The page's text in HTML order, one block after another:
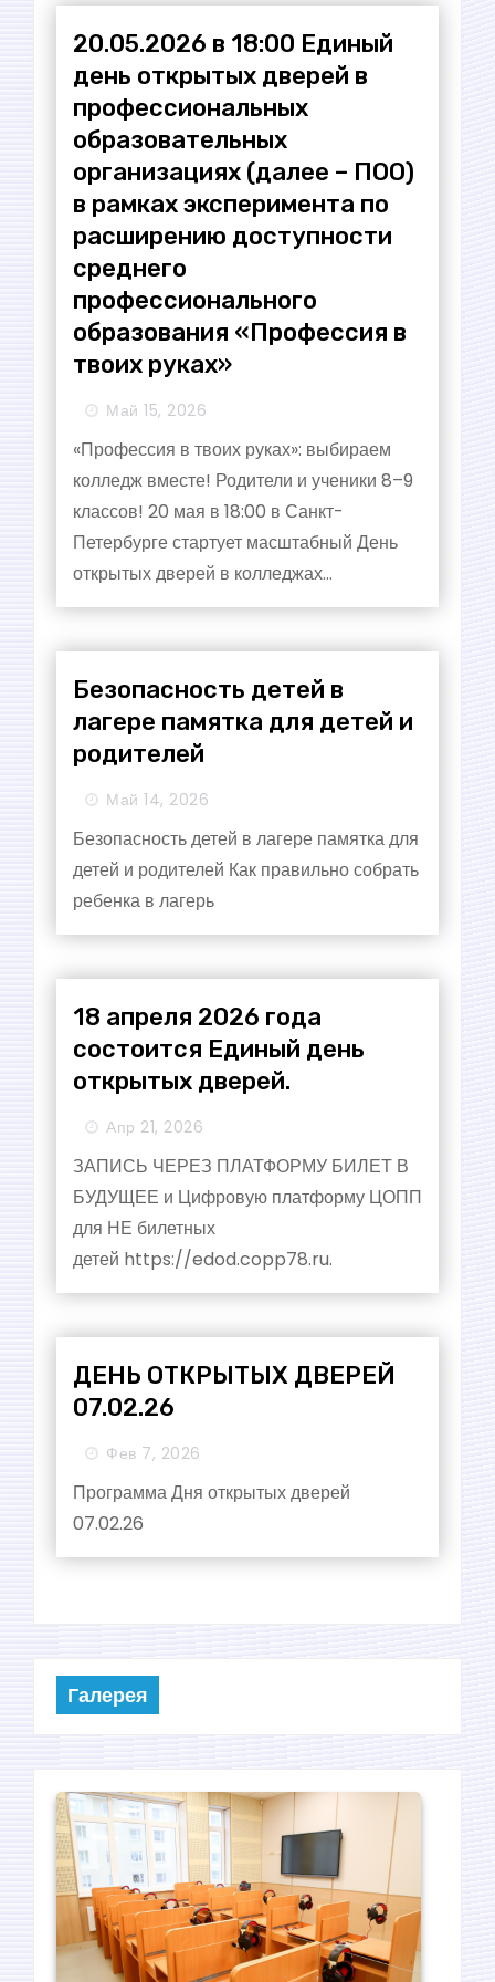
и
м
20.05.2026 в 18:00 Единый
день открытых дверей в
профессиональных
образовательных
организациях (далее – ПОО)
в рамках эксперимента по
расширению доступности
среднего
профессионального
образования «Профессия в
твоих руках»
Май 15, 2026
«Профессия в твоих руках»: выбираем
колледж вместе! Родители и ученики 8–9
классов! 20 мая в 18:00 в Санкт-
Петербурге стартует масштабный День
открытых дверей в колледжах...
Безопасность детей в
лагере памятка для детей и
родителей
Май 14, 2026
Безопасность детей в лагере памятка для
детей и родителей Как правильно собрать
ребенка в лагерь
18 апреля 2026 года
состоится Единый день
открытых дверей.
Апр 21, 2026
ЗАПИСЬ ЧЕРЕЗ ПЛАТФОРМУ БИЛЕТ В
БУДУЩЕЕ и Цифровую платформу ЦОПП
для НЕ билетных
детей https://edod.copp78.ru.
ДЕНЬ ОТКРЫТЫХ ДВЕРЕЙ
07.02.26
Фев 7, 2026
Программа Дня открытых дверей
07.02.26
Галерея